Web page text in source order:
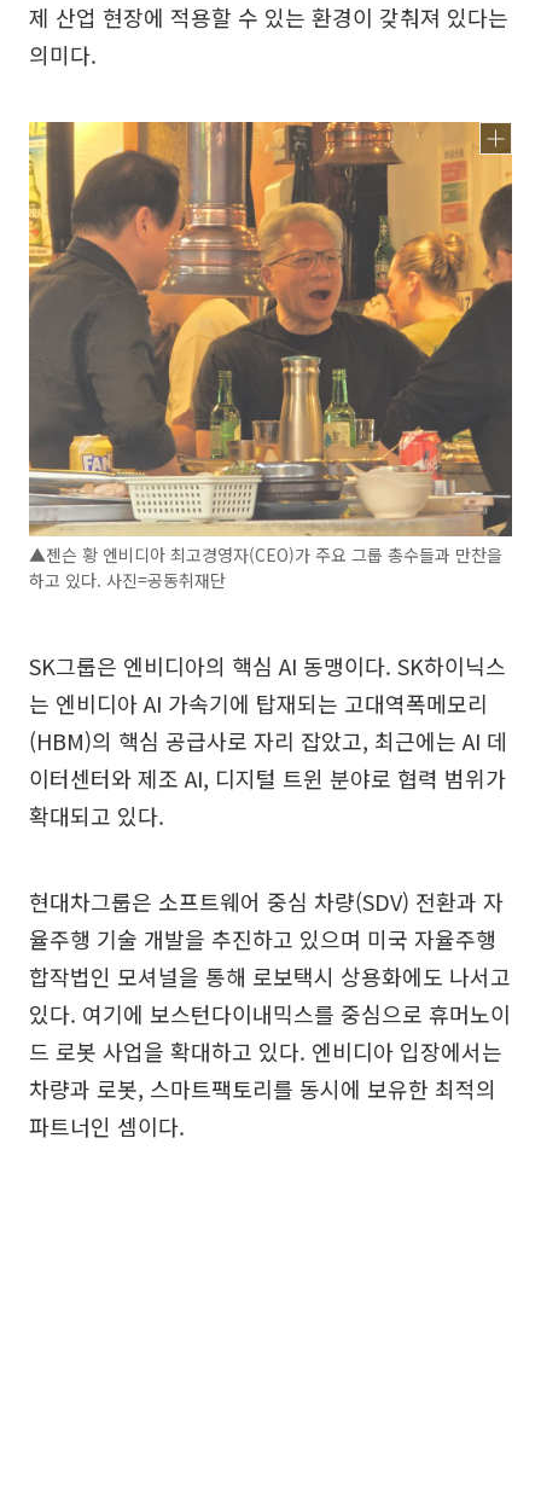
제 산업 현장에 적용할 수 있는 환경이 갖춰져 있다는
의미다.
▲젠슨 황 엔비디아 최고경영자(CEO)가 주요 그룹 총수들과 만찬을
하고 있다. 사진=공동취재단
SK그룹은 엔비디아의 핵심 AI 동맹이다. SK하이닉스
는 엔비디아 AI 가속기에 탑재되는 고대역폭메모리
(HBM)의 핵심 공급사로 자리 잡았고, 최근에는 AI 데
이터센터와 제조 AI, 디지털 트윈 분야로 협력 범위가
확대되고 있다.
현대차그룹은 소프트웨어 중심 차량(SDV) 전환과 자
율주행 기술 개발을 추진하고 있으며 미국 자율주행
합작법인 모셔널을 통해 로보택시 상용화에도 나서고
있다. 여기에 보스턴다이내믹스를 중심으로 휴머노이
드 로봇 사업을 확대하고 있다. 엔비디아 입장에서는
차량과 로봇, 스마트팩토리를 동시에 보유한 최적의
파트너인 셈이다.